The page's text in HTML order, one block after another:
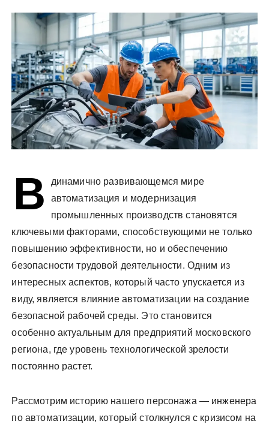
В
динамично развивающемся мире
автоматизация и модернизация
промышленных производств становятся
ключевыми факторами, способствующими не только
повышению эффективности, но и обеспечению
безопасности трудовой деятельности. Одним из
интересных аспектов, который часто упускается из
виду, является влияние автоматизации на создание
безопасной рабочей среды. Это становится
особенно актуальным для предприятий московского
региона, где уровень технологической зрелости
постоянно растет.
Рассмотрим историю нашего персонажа — инженера
по автоматизации, который столкнулся с кризисом на